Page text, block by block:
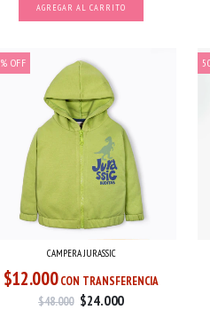
AGREGAR AL CARRITO
% OFF
CAMPERA JURASSIC
$12.000 CON TRANSFERENCIA
$48.000 $24.000